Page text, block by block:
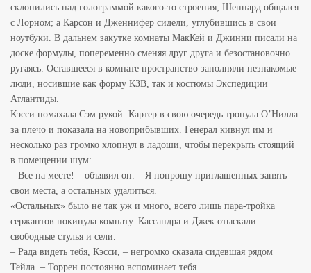
склонились над голограммой какого-то строения; Шеппард общался
с Лорном; а Карсон и Дженнифер сидели, углубившись в свои
ноутбуки. В дальнем закутке комнаты МакКей и Джинни писали на
доске формулы, попеременно сменяя друг друга и безостановочно
ругаясь. Оставшееся в комнате пространство заполняли незнакомые
люди, носившие как форму КЗВ, так и костюмы Экспедиции
Атлантиды.
Кэсси помахала Сэм рукой. Картер в свою очередь тронула О’Нилла
за плечо и показала на новоприбывших. Генерал кивнул им и
несколько раз громко хлопнул в ладоши, чтобы перекрыть стоящий
в помещении шум:
– Все на месте! – объявил он. – Я попрошу приглашенных занять
свои места, а остальных удалиться.
«Остальных» было не так уж и много, всего лишь пара-тройка
сержантов покинула комнату. Кассандра и Джек отыскали
свободные стулья и сели.
– Рада видеть тебя, Кэсси, – негромко сказала сидевшая рядом
Тейла. – Торрен постоянно вспоминает тебя.